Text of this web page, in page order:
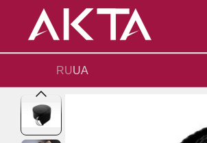
Перейти до основного контенту
RUUA